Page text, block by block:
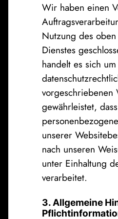
Wir haben einen
Nutzung des
Dienstes
handelt es sich
vorgeschriebenen
gewährleistet,
unserer
nach unseren
unter Einhaltung
verarbeitet.
3. Allgemeine